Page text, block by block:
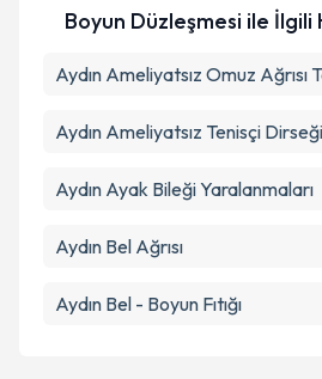
Boyun Düzleşmesi ile İlgili
Aydın Ameliyatsız Omuz Ağrısı
Aydın Ameliyatsız Tenisçi
Aydın Ayak Bileği Yaralanmaları
Aydın Bel Ağrısı
Aydın Bel - Boyun Fıtığı